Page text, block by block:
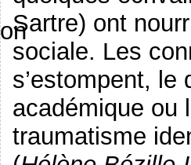
Sartre) ont
sociale. Les
s’estompent, le
académique ou
traumatisme